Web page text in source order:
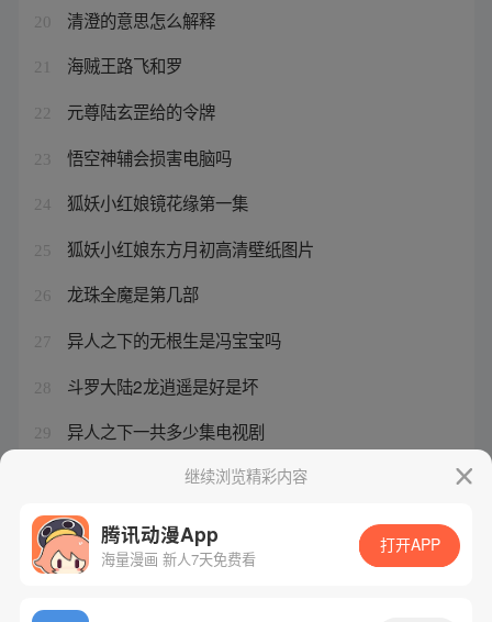
20 清澄的意思怎么解释
21 海贼王路飞和罗
22 元尊陆玄罡给的令牌
23 悟空神辅会损害电脑吗
24 狐妖小红娘镜花缘第一集
25 狐妖小红娘东方月初高清壁纸图片
26 龙珠全魔是第几部
27 异人之下的无根生是冯宝宝吗
28 斗罗大陆2龙逍遥是好是坏
29 异人之下一共多少集电视剧
狐妖小红娘剑心是什么意思
继续浏览精彩内容
腾讯动漫App
海量漫画 新人7天免费看
打开APP